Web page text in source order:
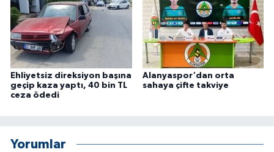
Ehliyetsiz direksiyon başına
geçip kaza yaptı, 40 bin TL
ceza ödedi
Alanyaspor'dan orta
sahaya çifte takviye
Yorumlar